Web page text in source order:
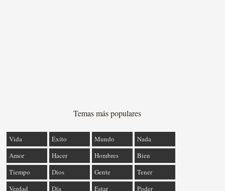
Temas más populares
Vida Éxito Mundo
Nada
Amor
Hacer Hombres
Bien
Tiempo
Dios Gente
Tener
Verdad
Día Estar
Poder